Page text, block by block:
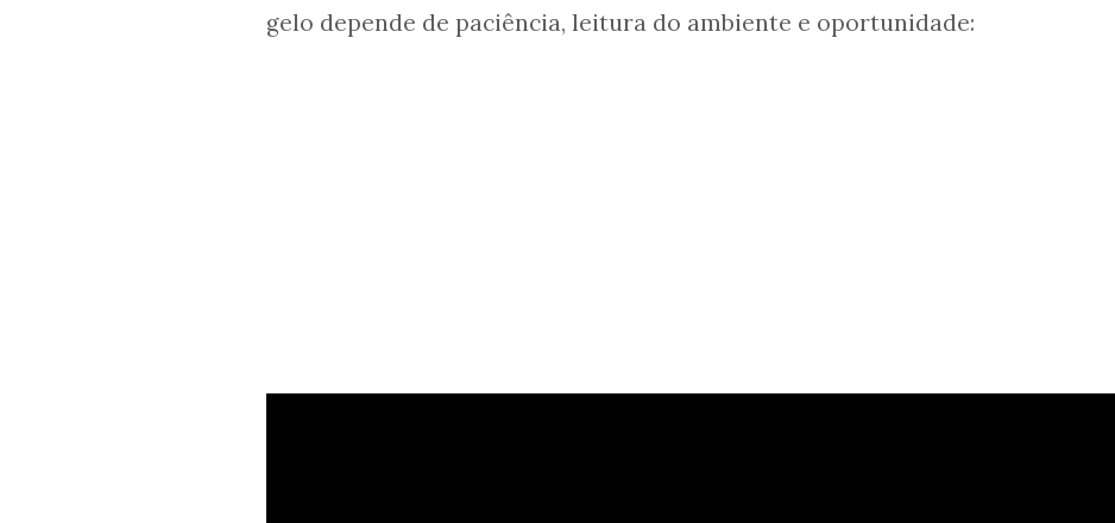
gelo depende de paciência, leitura do ambiente e oportunidade: